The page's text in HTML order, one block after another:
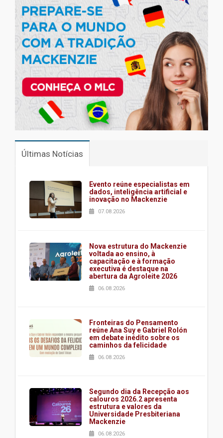
Últimas Notícias
Evento reúne especialistas em
dados, inteligência artificial e
inovação no Mackenzie
07.08.2026
Nova estrutura do Mackenzie
voltada ao ensino, à
capacitação e à formação
executiva é destaque na
abertura da Agroleite 2026
06.08.2026
Fronteiras do Pensamento
reúne Ana Suy e Gabriel Rolón
em debate inédito sobre os
caminhos da felicidade
06.08.2026
Segundo dia da Recepção aos
calouros 2026.2 apresenta
estrutura e valores da
Universidade Presbiteriana
Mackenzie
06.08.2026